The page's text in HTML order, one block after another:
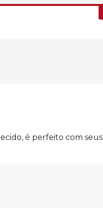
é perfeito com seus